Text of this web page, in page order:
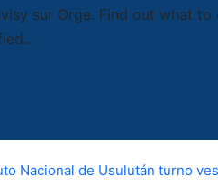
sur Orge. Find out what to